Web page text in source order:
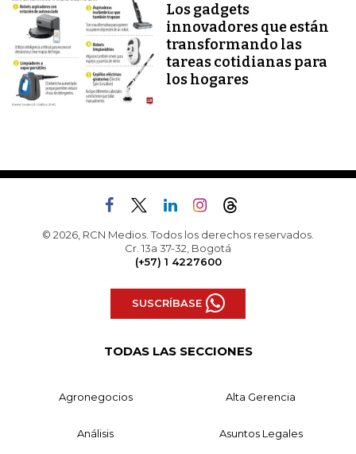
Los gadgets
innovadores que están
transformando las
tareas cotidianas para
los hogares
© 2026, RCN Medios. Todos los derechos reservados.
Cr. 13a 37-32, Bogotá
(+57) 1 4227600
SUSCRÍBASE
TODAS LAS SECCIONES
Agronegocios Alta Gerencia
Análisis Asuntos Legales